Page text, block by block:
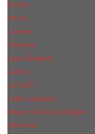
КиLian
Kenzo
Lacoste
Lancome
Laura Biagiotti
Lanvin
Lе Lab0
Lolita Lempicka
Maison Francis Kurkdjian
Madonna